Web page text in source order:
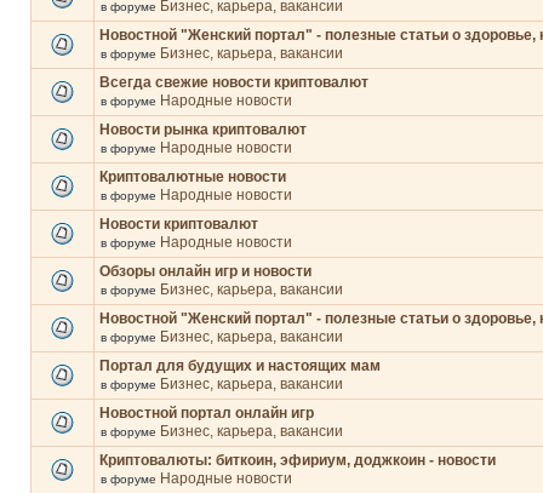
в форуме Бизнес, карьера, вакансии
Новостной "Женский портал" - полезные статьи о здоровье,
в форуме Бизнес, карьера, вакансии
Всегда свежие новости криптовалют
в форуме Народные новости
Новости рынка криптовалют
в форуме Народные новости
Криптовалютные новости
в форуме Народные новости
Новости криптовалют
в форуме Народные новости
Обзоры онлайн игр и новости
в форуме Бизнес, карьера, вакансии
Новостной "Женский портал" - полезные статьи о здоровье,
в форуме Бизнес, карьера, вакансии
Портал для будущих и настоящих мам
в форуме Бизнес, карьера, вакансии
Новостной портал онлайн игр
в форуме Бизнес, карьера, вакансии
Криптовалюты: биткоин, эфириум, доджкоин - новости
в форуме Народные новости